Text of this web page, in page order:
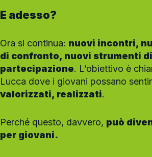
E adesso?
Ora si continua: nuovi incontri,
di confronto, nuovi strumenti di
partecipazione. L’obiettivo è
Lucca dove i giovani possano
valorizzati, realizzati.
Perché questo, davvero, può
per giovani.